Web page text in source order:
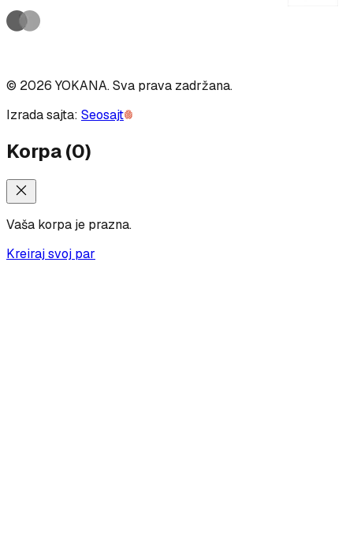
© 2026 YOKANA.Sva prava zadržana.
Izrada sajta: Seosajt
Korpa(0)
Vaša korpa je prazna.
Kreiraj svoj par